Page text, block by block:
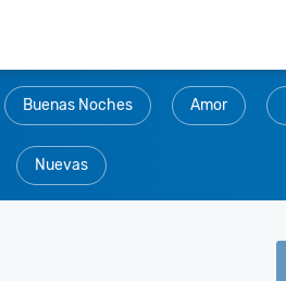
Buenas Noches Amor
Nuevas